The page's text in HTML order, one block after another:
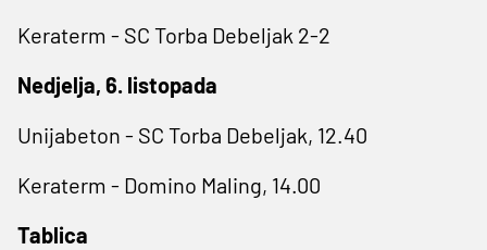
Keraterm - SC Torba Debeljak 2-2
Nedjelja, 6. listopada
Unijabeton - SC Torba Debeljak, 12.40
Keraterm - Domino Maling, 14.00
Tablica